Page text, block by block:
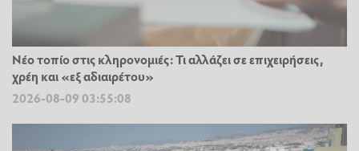
Νέο τοπίο στις κληρονομιές: Τι αλλάζει σε επιχειρήσεις,
χρέη και «εξ αδιαιρέτου»
2026-08-09 03:55:08